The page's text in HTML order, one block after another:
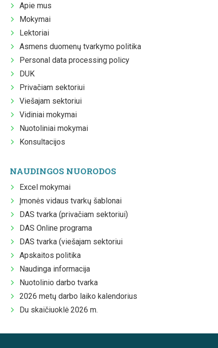
Apie mus
Mokymai
Lektoriai
Asmens duomenų tvarkymo politika
Personal data processing policy
DUK
Privačiam sektoriui
Viešajam sektoriui
Vidiniai mokymai
Nuotoliniai mokymai
Konsultacijos
NAUDINGOS NUORODOS
Excel mokymai
Įmonės vidaus tvarkų šablonai
DAS tvarka (privačiam sektoriui)
DAS Online programa
DAS tvarka (viešajam sektoriui
Apskaitos politika
Naudinga informacija
Nuotolinio darbo tvarka
2026 metų darbo laiko kalendorius
Du skaičiuoklė 2026 m.